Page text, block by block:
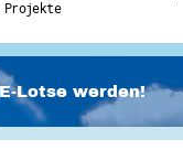
Projekte
E-Lotse werden!